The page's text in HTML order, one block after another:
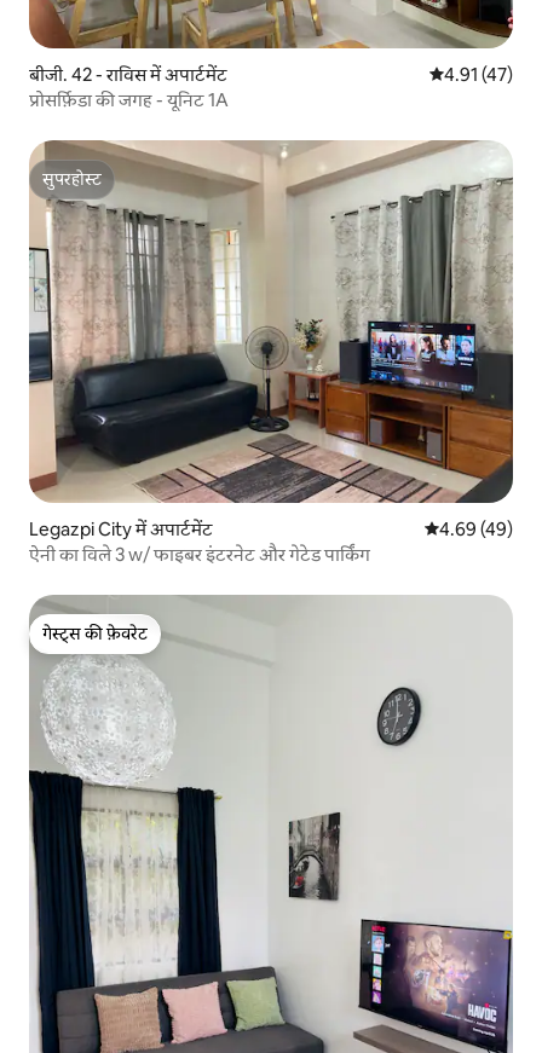
बीजी. 42 - राविस में अपार्टमेंट औसत रेटिंग 5 में
4.91 (47)
प्रोसर्फ़िडा की जगह - यूनिट 1A
सुपरहोस्ट
सुपरहोस्ट
Legazpi City में अपार्टमेंट औसत रेटिंग 5 में
4.69 (49)
ऐनी का विले 3 w/ फाइबर इंटरनेट और गेटेड पार्किंग
गेस्ट्स की फ़ेवरेट
गेस्ट्स की फ़ेवरेट